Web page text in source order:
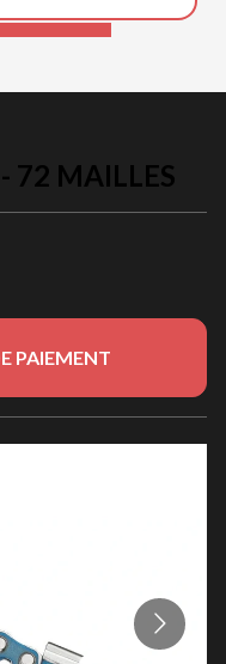
72 MAILLES
PAIEMENT